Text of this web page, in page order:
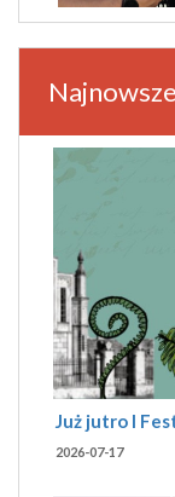
Już jutro I
2026-07-17